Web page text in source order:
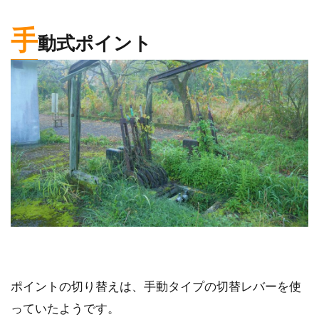
手動式ポイント
ポイントの切り替えは、手動タイプの切替レバーを使
っていたようです。